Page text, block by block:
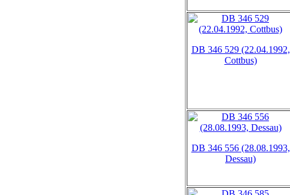
DB 346 529 (22.04.1992,
Cottbus)
DB 346 556 (28.08.1993,
Dessau)